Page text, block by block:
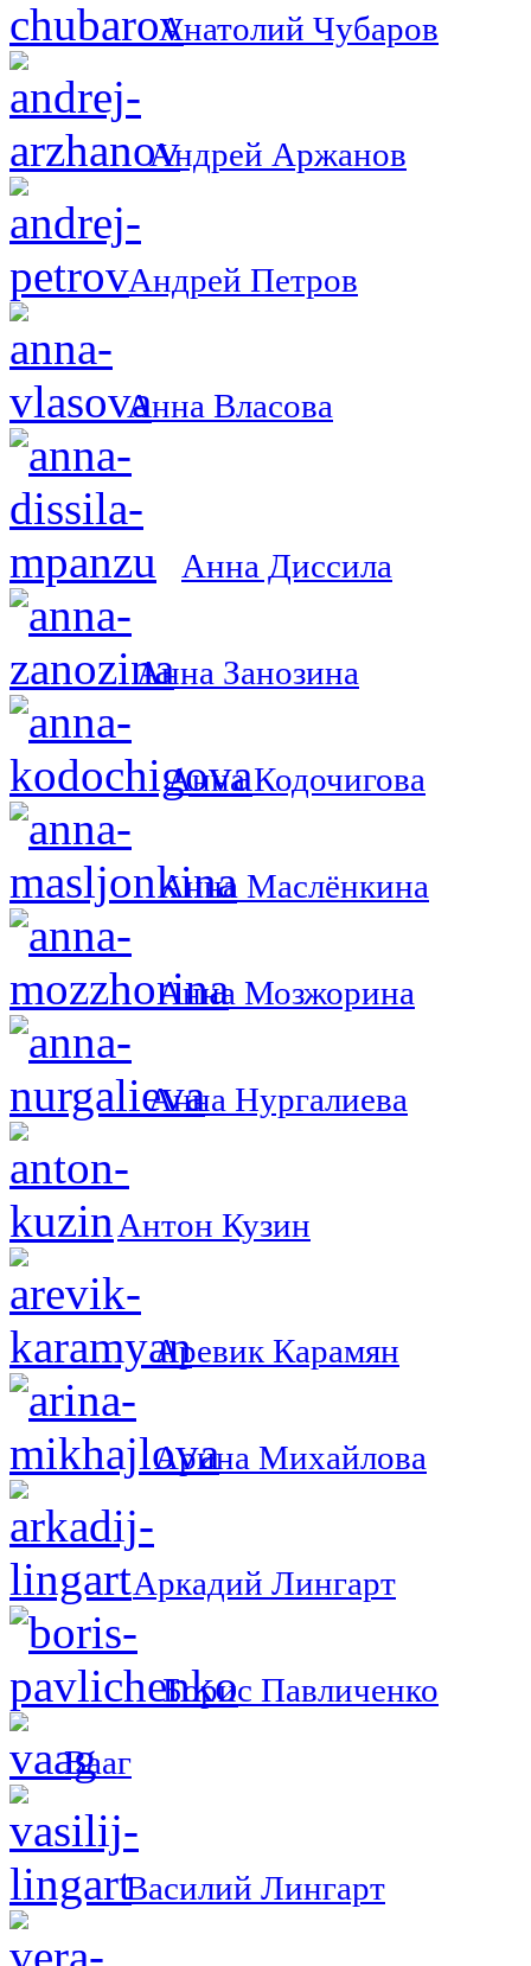
Анатолий Чубаров
Андрей Аржанов
Андрей Петров
Анна Власова
Анна Диссила
Анна Занозина
Анна Кодочигова
Анна Маслёнкина
Анна Мозжорина
Анна Нургалиева
Антон Кузин
Аревик Карамян
Арина Михайлова
Аркадий Лингарт
Борис Павличенко
Вааг
Василий Лингарт